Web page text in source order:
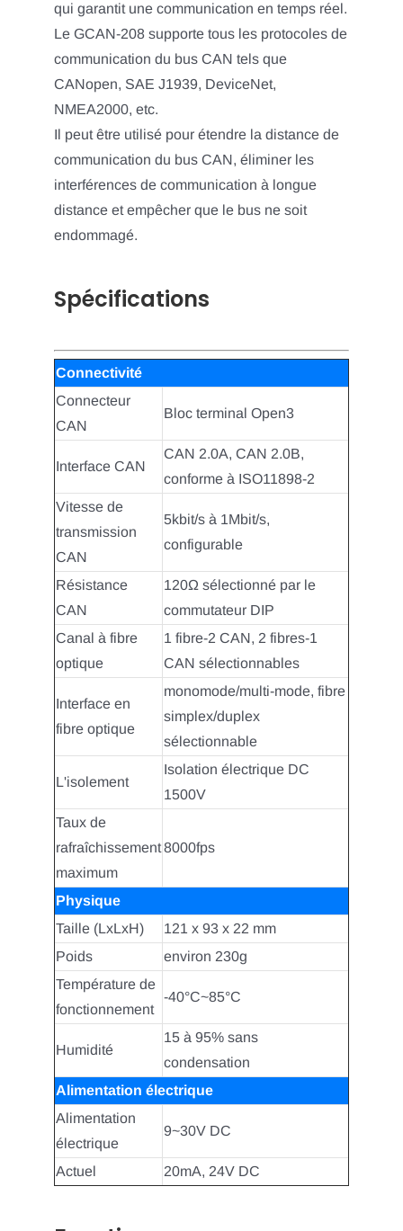
qui garantit une communication en temps réel.
Le GCAN-208 supporte tous les protocoles de
communication du bus CAN tels que
CANopen, SAE J1939, DeviceNet,
NMEA2000, etc.
Il peut être utilisé pour étendre la distance de
communication du bus CAN, éliminer les
interférences de communication à longue
distance et empêcher que le bus ne soit
endommagé.
Spécifications
Connectivité
Connecteur
CAN
Bloc terminal Open3
Interface CAN
CAN 2.0A, CAN 2.0B,
conforme à ISO11898-2
Vitesse de
transmission
CAN
5kbit/s à 1Mbit/s,
configurable
Résistance
CAN
120Ω sélectionné par le
commutateur DIP
Canal à fibre
optique
1 fibre-2 CAN, 2 fibres-1
CAN sélectionnables
Interface en
fibre optique
monomode/multi-mode, fibre
simplex/duplex
sélectionnable
L'isolement
Isolation électrique DC
1500V
Taux de
rafraîchissement
maximum
8000fps
Physique
Taille (LxLxH)
121 x 93 x 22 mm
Poids
environ 230g
Température de
fonctionnement
-40°C~85°C
Humidité
15 à 95% sans
condensation
Alimentation électrique
Alimentation
électrique
9~30V DC
Actuel 20mA, 24V DC